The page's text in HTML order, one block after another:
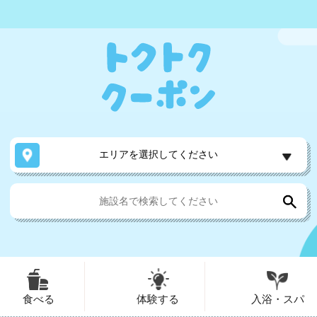
エリアを選択してください
食べる 体験する 入浴・スパ